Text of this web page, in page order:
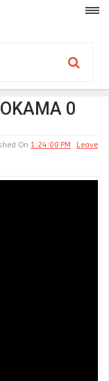
0
On 1:24:00 PM Leave